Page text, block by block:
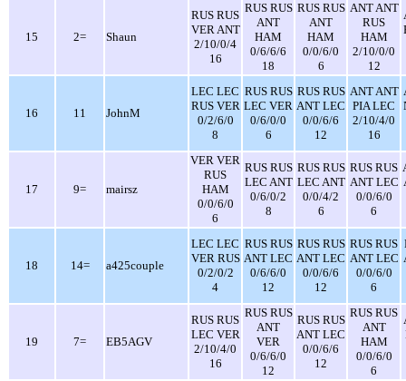
15 2= Shaun
RUS RUS
VER ANT
2/10/0/4
16
RUS RUS
ANT
HAM
0/6/6/6
18
RUS RUS
ANT
HAM
0/0/6/0
6
ANT ANT
RUS
HAM
2/10/0/0
12
16 11 JohnM
LEC LEC
RUS VER
0/2/6/0
8
RUS RUS
LEC VER
0/6/0/0
6
RUS RUS
ANT LEC
0/0/6/6
12
ANT ANT
PIA LEC
2/10/4/0
16
17 9= mairsz
VER VER
RUS
HAM
0/0/6/0
6
RUS RUS
LEC ANT
0/6/0/2
8
RUS RUS
LEC ANT
0/0/4/2
6
RUS RUS
ANT LEC
0/0/6/0
6
18 14= a425couple
LEC LEC
VER RUS
0/2/0/2
4
RUS RUS
ANT LEC
0/6/6/0
12
RUS RUS
ANT LEC
0/0/6/6
12
RUS RUS
ANT LEC
0/0/6/0
6
19 7= EB5AGV
RUS RUS
LEC VER
2/10/4/0
16
RUS RUS
ANT
VER
0/6/6/0
12
RUS RUS
ANT LEC
0/0/6/6
12
RUS RUS
ANT
HAM
0/0/6/0
6